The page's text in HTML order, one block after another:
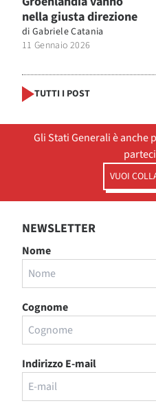
nella giusta direzione
di Gabriele Catania
11 Gennaio 2026
TUTTI I POST
Gli Stati Generali è
VUOI
NEWSLETTER
Nome
Cognome
Indirizzo E-mail